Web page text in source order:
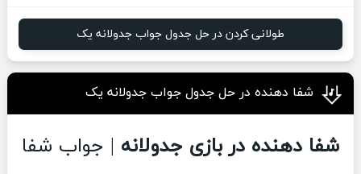
طولانی کردن در حل جدول جواب جدولانه یک
شفا دهنده در حل جدول جواب جدولانه یک
شفا دهنده در بازی جدولانه | جواب شفا